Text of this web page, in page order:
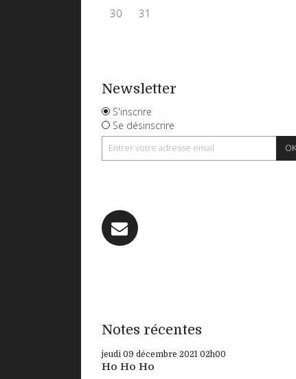
30
31
Newsletter
S'inscrire
Se désinscrire
Notes récentes
jeudi 09 décembre 2021 02h00
Ho Ho Ho